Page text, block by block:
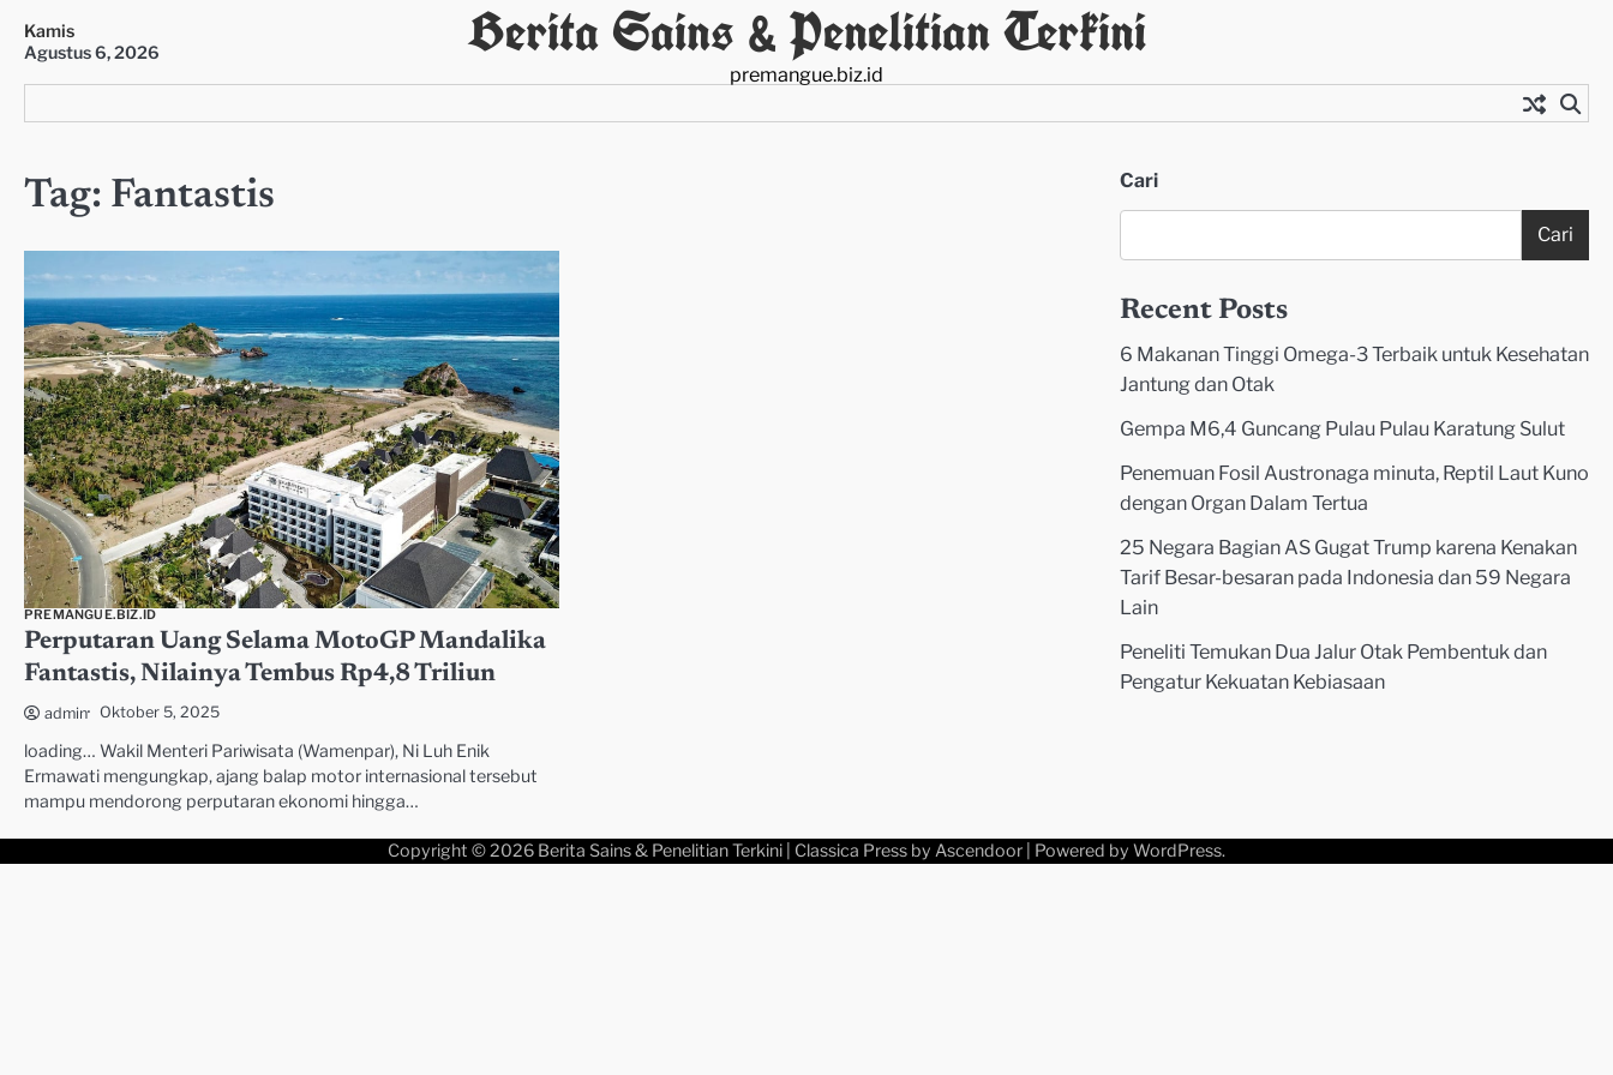
content
Kamis
Agustus 6, 2026
Berita Sains & Penelitian Terkini
premangue.biz.id
Tag: Fantastis
PREMANGUE.BIZ.ID
Perputaran Uang Selama MotoGP Mandalika
Fantastis, Nilainya Tembus Rp4,8 Triliun
admin Oktober 5, 2025
loading… Wakil Menteri Pariwisata (Wamenpar), Ni Luh Enik
Ermawati mengungkap, ajang balap motor internasional tersebut
mampu mendorong perputaran ekonomi hingga…
Cari
Cari
Recent Posts
6 Makanan Tinggi Omega-3 Terbaik untuk Kesehatan
Jantung dan Otak
Gempa M6,4 Guncang Pulau Pulau Karatung Sulut
Penemuan Fosil Austronaga minuta, Reptil Laut Kuno
dengan Organ Dalam Tertua
25 Negara Bagian AS Gugat Trump karena Kenakan
Tarif Besar-besaran pada Indonesia dan 59 Negara
Lain
Peneliti Temukan Dua Jalur Otak Pembentuk dan
Pengatur Kekuatan Kebiasaan
Copyright © 2026 Berita Sains & Penelitian Terkini | Classica Press by Ascendoor | Powered by WordPress.